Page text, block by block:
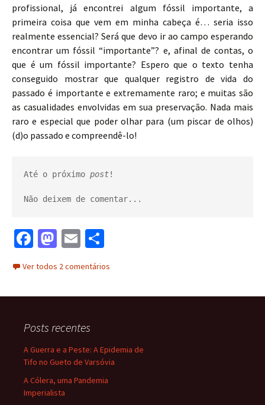
profissional, já encontrei algum fóssil importante, a
primeira coisa que vem em minha cabeça é… seria isso
realmente essencial? Será que devo ir ao campo esperando
encontrar um fóssil “importante”? e, afinal de contas, o
que é um fóssil importante? Espero que o texto tenha
conseguido mostrar que qualquer registro de vida do
passado é importante e extremamente raro; e muitas são
as casualidades envolvidas em sua preservação. Nada mais
raro e especial que poder olhar para (um piscar de olhos)
(d)o passado e compreendê-lo!
Até o próximo post!
Não deixem de comentar...
Fa
ce
b
o
k
M
as
to
d
n
E
m
ai
l
ar
e
Ver todos 2 comentários
Posts recentes
A Guerra e a Peste: A Epidemia de
Tifo no Gueto de Varsóvia
A Cólera, uma Pandemia
Imperialista